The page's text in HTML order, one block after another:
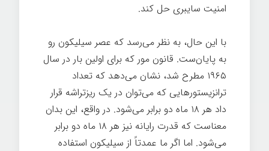
امنیت سایبری حل کند.
با این حال، به نظر می‌رسد که عصر سیلیکون رو
به پایان‌ست. قانون مور که برای اولین بار در سال
۱۹۶۵ مطرح شد، نشان می‌دهد که تعداد
ترانزیستورهایی که می‌توان در یک ریزتراشه قرار
داد هر ۱۸ ماه دو برابر می‌شود. در واقع، این بدان
معناست که قدرت رایانه نیز هر ۱۸ ماه دو برابر
می‌شود. اما اگر ما عمدتاً از سیلیکون استفاده